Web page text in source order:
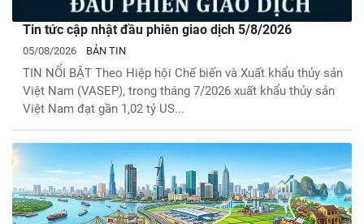
Tin tức cập nhật đầu phiên giao dịch 5/8/2026
05/08/2026 BẢN TIN
TIN NỔI BẬT Theo Hiệp hội Chế biến và Xuất khẩu thủy sản
Việt Nam (VASEP), trong tháng 7/2026 xuất khẩu thủy sản
Việt Nam đạt gần 1,02 tỷ US...